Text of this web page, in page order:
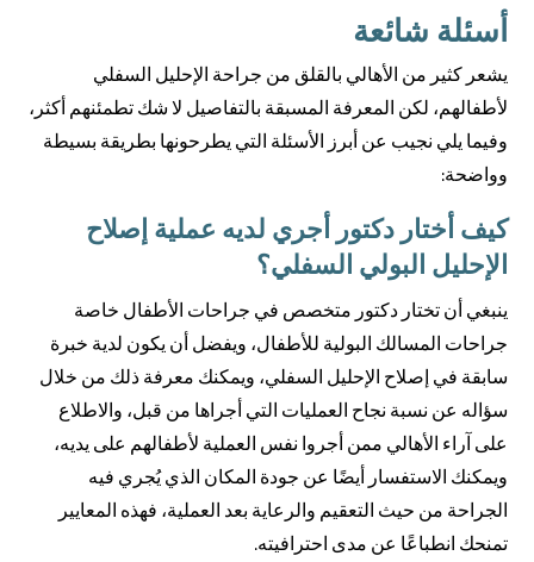
أسئلة شائعة
يشعر كثير من الأهالي بالقلق من جراحة الإحليل السفلي
لأطفالهم، لكن المعرفة المسبقة بالتفاصيل لا شك تطمئنهم أكثر،
وفيما يلي نجيب عن أبرز الأسئلة التي يطرحونها بطريقة بسيطة
وواضحة:
كيف أختار دكتور أجري لديه عملية إصلاح
الإحليل البولي السفلي؟
ينبغي أن تختار دكتور متخصص في جراحات الأطفال خاصة
جراحات المسالك البولية للأطفال، ويفضل أن يكون لدية خبرة
سابقة في إصلاح الإحليل السفلي، ويمكنك معرفة ذلك من خلال
سؤاله عن نسبة نجاح العمليات التي أجراها من قبل، والاطلاع
على آراء الأهالي ممن أجروا نفس العملية لأطفالهم على يديه،
ويمكنك الاستفسار أيضًا عن جودة المكان الذي يُجري فيه
الجراحة من حيث التعقيم والرعاية بعد العملية، فهذه المعايير
تمنحك انطباعًا عن مدى احترافيته.